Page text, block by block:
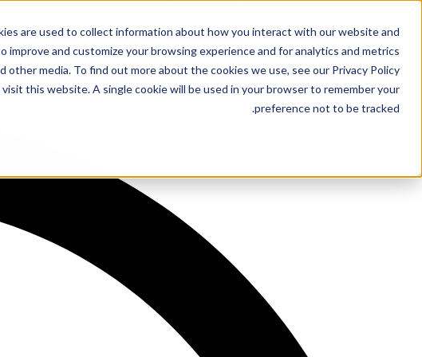
are used to collect information about how you interact with our website and
and customize your browsing experience and for analytics and metrics
media. To find out more about the cookies we use, see our Privacy Policy.
this website. A single cookie will be used in your browser to remember your
preference not to be tracked.
content
عرض رمضان: خصم 50% على برنامج المحاسبة!
سجل الآن
تواصل معنا على